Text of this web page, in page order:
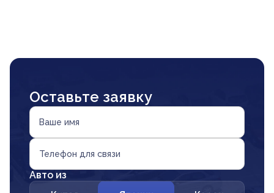
Оставьте заявку
Ваше имя
Телефон для связи
Авто из